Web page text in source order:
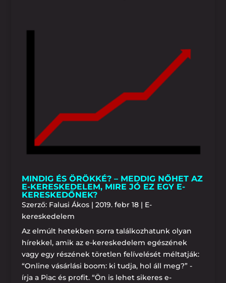
MINDIG ÉS ÖRÖKKÉ? – MEDDIG NŐHET AZ
E-KERESKEDELEM, MIRE JÓ EZ EGY E-
KERESKEDŐNEK?
Szerző: Falusi Ákos| 2019. febr 18| E-
kereskedelem
Az elmúlt hetekben sorra találkozhatunk olyan
hírekkel, amik az e-kereskedelem egészének
vagy egy részének töretlen felívelését méltatják:
“Online vásárlási boom: ki tudja, hol áll meg?” -
írja a Piac és profit. “Ön is lehet sikeres e-